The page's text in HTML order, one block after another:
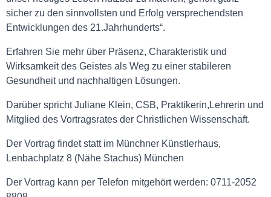
sicher zu den sinnvollsten und Erfolg versprechendsten
Entwicklungen des 21.Jahrhunderts“.
Erfahren Sie mehr über Präsenz, Charakteristik und
Wirksamkeit des Geistes als Weg zu einer stabileren
Gesundheit und nachhaltigen Lösungen.
Darüber spricht Juliane Klein, CSB, Praktikerin,Lehrerin und
Mitglied des Vortragsrates der Christlichen Wissenschaft.
Der Vortrag findet statt im Münchner Künstlerhaus,
Lenbachplatz 8 (Nähe Stachus) München
Der Vortrag kann per Telefon mitgehört werden: 0711-2052